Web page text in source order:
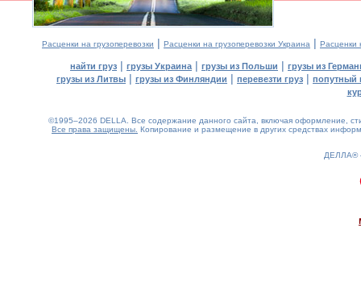
Расценки на грузоперевозки | Расценки на грузоперевозки Украина | Расценки
найти груз | грузы Украина | грузы из Польши | грузы из
грузы из Литвы | грузы из Финляндии | перевезти груз | попутный
©1995–2026 DELLA. Все содержание данного сайта, включая оформление,
Все права защищены. Копирование и размещение в других средствах